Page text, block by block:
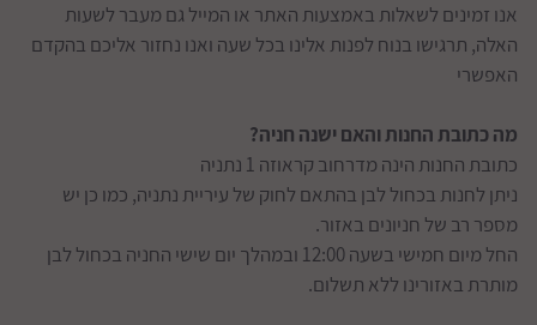
אנו זמינים לשאלות באמצעות האתר או המייל גם מעבר לשעות
האלה, תרגישו בנוח לפנות אלינו בכל שעה ואנו נחזור אליכם בהקדם
האפשרי
מה כתובת החנות והאם ישנה חניה?
כתובת החנות הינה מדרחוב קראוזה 1 נתניה
ניתן לחנות בכחול לבן בהתאם לחוק של עיריית נתניה, כמו כן יש
מספר רב של חניונים באזור.
החל מיום חמישי בשעה 12:00 ובמהלך יום שישי החניה בכחול לבן
מותרת באזורינו ללא תשלום.